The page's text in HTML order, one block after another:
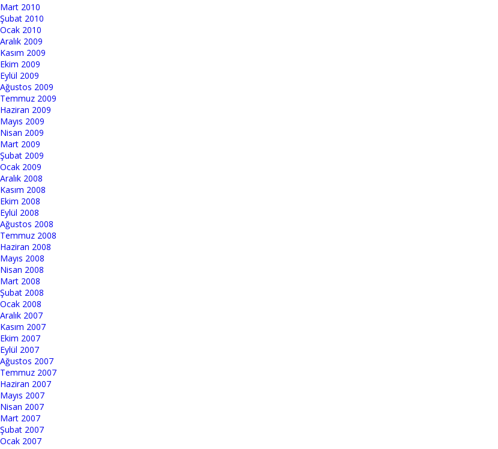
Mart 2010
Şubat 2010
Ocak 2010
Aralık 2009
Kasım 2009
Ekim 2009
Eylül 2009
Ağustos 2009
Temmuz 2009
Haziran 2009
Mayıs 2009
Nisan 2009
Mart 2009
Şubat 2009
Ocak 2009
Aralık 2008
Kasım 2008
Ekim 2008
Eylül 2008
Ağustos 2008
Temmuz 2008
Haziran 2008
Mayıs 2008
Nisan 2008
Mart 2008
Şubat 2008
Ocak 2008
Aralık 2007
Kasım 2007
Ekim 2007
Eylül 2007
Ağustos 2007
Temmuz 2007
Haziran 2007
Mayıs 2007
Nisan 2007
Mart 2007
Şubat 2007
Ocak 2007